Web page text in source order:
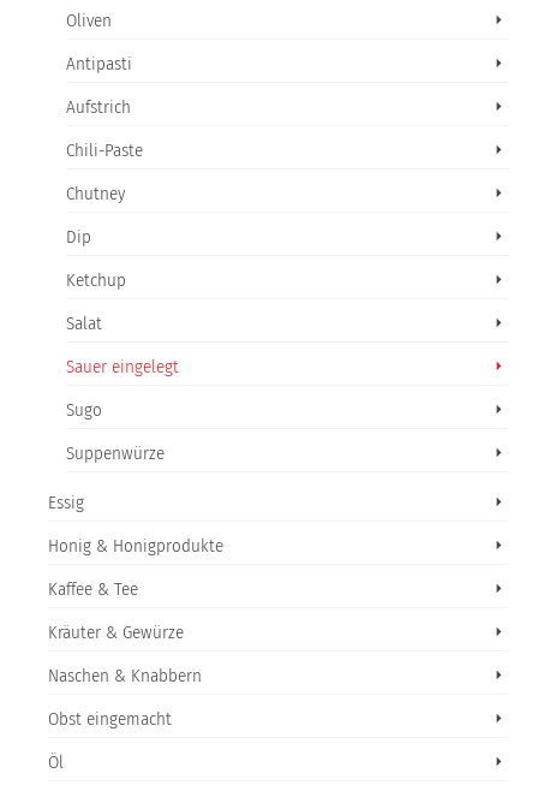
Oliven
Antipasti
Aufstrich
Chili-Paste
Chutney
Dip
Ketchup
Salat
Sauer eingelegt
Sugo
Suppenwürze
Essig
Honig & Honigprodukte
Kaffee & Tee
Kräuter & Gewürze
Naschen & Knabbern
Obst eingemacht
Öl